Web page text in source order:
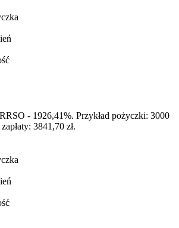
- 1926,41%. Przykład pożyczki: 3000
3841,70 zł.